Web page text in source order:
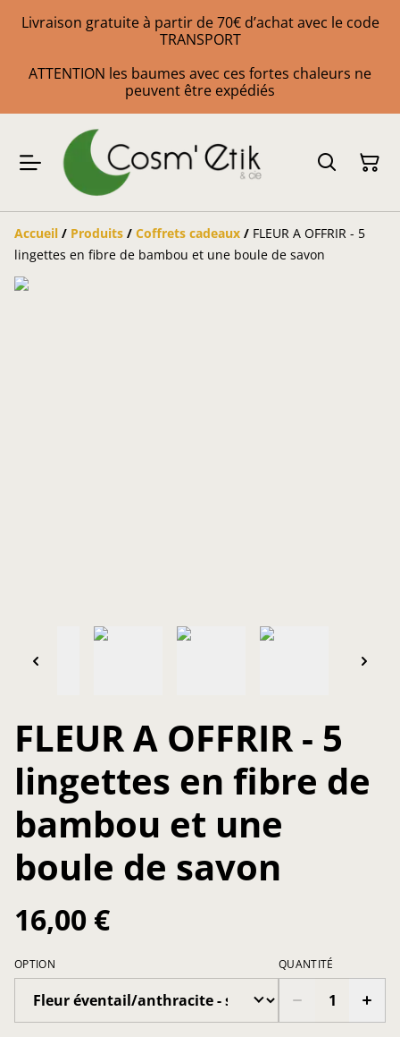
Livraison gratuite à partir de 70€ d’achat avec le code
TRANSPORT
ATTENTION les baumes avec ces fortes chaleurs ne
peuvent être expédiés
Accueil / Produits / Coffrets cadeaux / FLEUR A OFFRIR - 5
lingettes en fibre de bambou et une boule de savon
FLEUR A OFFRIR - 5
lingettes en fibre de
bambou et une
boule de savon
16,00 €
OPTION QUANTITÉ